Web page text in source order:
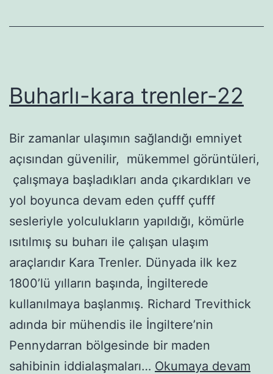
Buharlı-kara trenler-22
Bir zamanlar ulaşımın sağlandığı emniyet
açısından güvenilir, mükemmel görüntüleri,
çalışmaya başladıkları anda çıkardıkları ve
yol boyunca devam eden çufff çufff
sesleriyle yolculukların yapıldığı, kömürle
ısıtılmış su buharı ile çalışan ulaşım
araçlarıdır Kara Trenler. Dünyada ilk kez
1800’lü yılların başında, İngilterede
kullanılmaya başlanmış. Richard Trevithick
adında bir mühendis ile İngiltere’nin
Pennydarran bölgesinde bir maden
sahibinin iddialaşmaları… Okumaya devam